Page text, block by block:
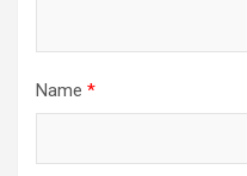
Name *